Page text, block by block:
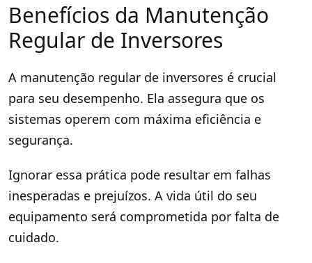
Benefícios da Manutenção
Regular de Inversores
A manutenção regular de inversores é crucial
para seu desempenho. Ela assegura que os
sistemas operem com máxima eficiência e
segurança.
Ignorar essa prática pode resultar em falhas
inesperadas e prejuízos. A vida útil do seu
equipamento será comprometida por falta de
cuidado.